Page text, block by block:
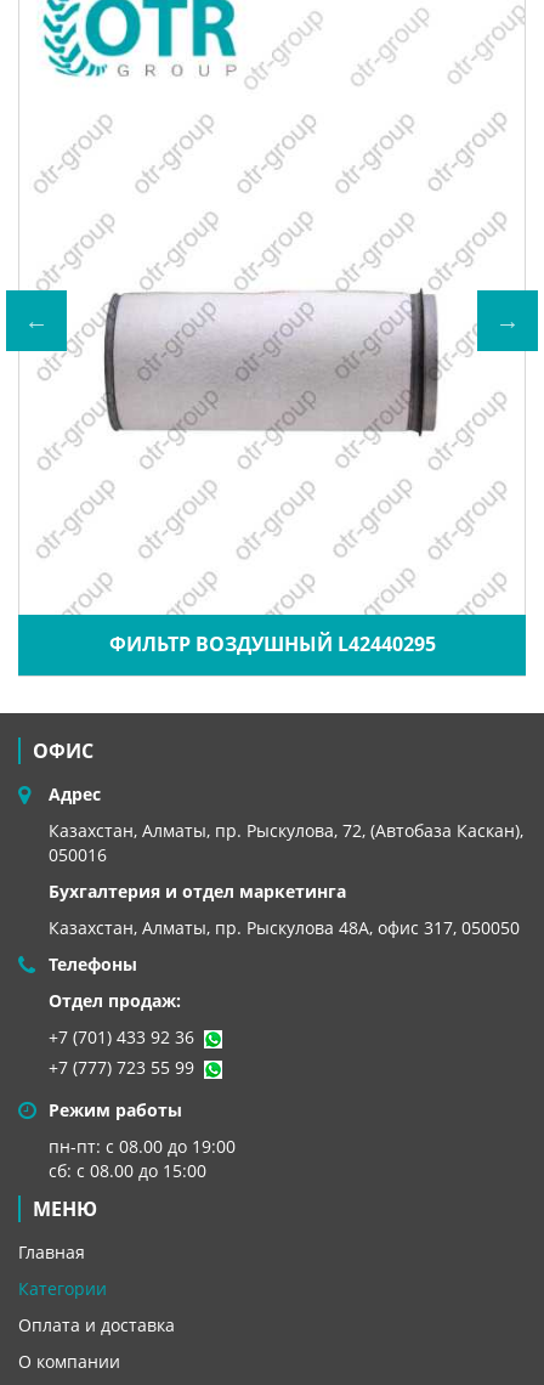
ФИЛЬТР ВОЗДУШНЫЙ L42440295
ОФИС
Адрес
Казахстан, Алматы, пр. Рыскулова, 72, (Автобаза Каскан),
050016
Бухгалтерия и отдел маркетинга
Казахстан, Алматы, пр. Рыскулова 48А, офис 317, 050050
Телефоны
Отдел продаж:
+7 (701) 433 92 36
+7 (777) 723 55 99
Режим работы
пн-пт: с 08.00 до 19:00
сб: с 08.00 до 15:00
МЕНЮ
Главная
Категории
Оплата и доставка
О компании